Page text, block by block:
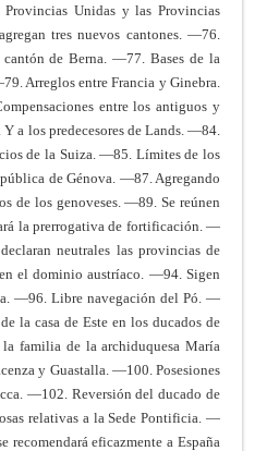
Unidas y las Provincias
tres nuevos cantones. —76.
de Berna. —77. Bases de la
Arreglos entre Francia y Ginebra.
entre los antiguos y
a los predecesores de Lands. —84.
de la Suiza. —85. Límites de los
de Génova. —87. Agregando
de los genoveses. —89. Se reúnen
la prerrogativa de fortificación. —
neutrales las provincias de
el dominio austríaco. —94. Sigen
—96. Libre navegación del Pó. —
la casa de Este en los ducados de
familia de la archiduquesa María
y Guastalla. —100. Posesiones
—102. Reversión del ducado de
relativas a la Sede Pontificia. —
eficazmente a España